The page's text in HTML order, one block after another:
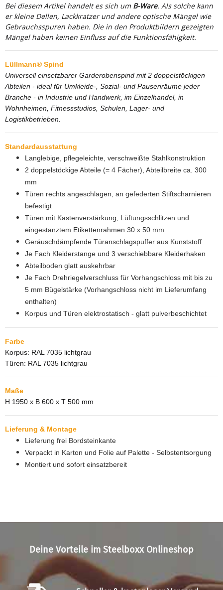
Bei diesem Artikel handelt es sich um B-Ware. Als solche kann
er kleine Dellen, Lackkratzer und andere optische Mängel wie
Gebrauchsspuren haben. Die in den Produktbildern gezeigten
Mängel haben keinen Einfluss auf die Funktionsfähigkeit.
Lüllmann® Spind
Universell einsetzbarer Garderobenspind mit 2 doppelstöckigen
Abteilen - ideal für Umkleide-, Sozial- und Pausenräume jeder
Branche - in Industrie und Handwerk, im Einzelhandel, in
Wohnheimen, Fitnessstudios, Schulen, Lager- und
Logistikbetrieben.
Standardausstattung
Langlebige, pflegeleichte, verschweißte Stahlkonstruktion
2 doppelstöckige Abteile (= 4 Fächer), Abteilbreite ca. 300
mm
Türen rechts angeschlagen, an gefederten Stiftscharnieren
befestigt
Türen mit Kastenverstärkung, Lüftungsschlitzen und
eingestanztem Etikettenrahmen 30 x 50 mm
Geräuschdämpfende Türanschlagspuffer aus Kunststoff
Je Fach Kleiderstange und 3 verschiebbare Kleiderhaken
Abteilboden glatt auskehrbar
Je Fach Drehriegelverschluss für Vorhangschloss mit bis zu
5 mm Bügelstärke (Vorhangschloss nicht im Lieferumfang
enthalten)
Korpus und Türen elektrostatisch - glatt pulverbeschichtet
Farbe
Korpus: RAL 7035 lichtgrau
Türen: RAL 7035 lichtgrau
Maße
H 1950 x B 600 x T 500 mm
Lieferung & Montage
Lieferung frei Bordsteinkante
Verpackt in Karton und Folie auf Palette - Selbstentsorgung
Montiert und sofort einsatzbereit
Deine Vorteile im Steelboxx Onlineshop